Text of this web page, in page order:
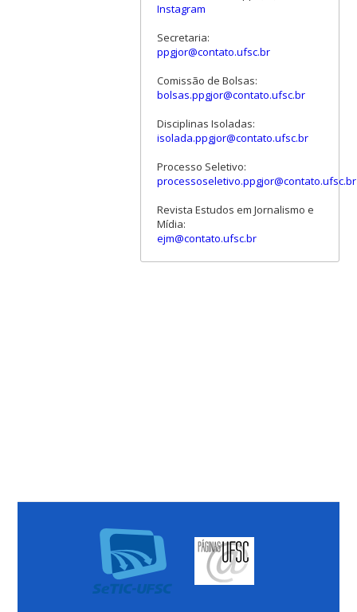
Instagram
Secretaria:
ppgjor@contato.ufsc.br
Comissão de Bolsas:
bolsas.ppgjor@contato.ufsc.br
Disciplinas Isoladas:
isolada.ppgjor@contato.ufsc.br
Processo Seletivo:
processoseletivo.ppgjor@contato.ufsc.br
Revista Estudos em Jornalismo e
Mídia:
ejm@contato.ufsc.br